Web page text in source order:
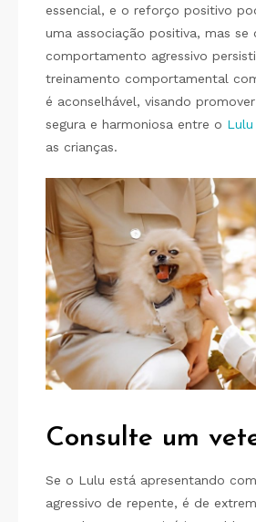
essencial, e o reforço positivo
uma associação positiva, mas se
comportamento agressivo
treinamento comportamental
é aconselhável, visando
segura e harmoniosa entre o
as crianças.
Consulte um
Se o Lulu está apresentando
agressivo de repente, é de